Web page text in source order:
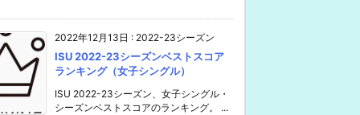
2022年12月13日 : 2022-23シーズン
ISU 2022-23シーズンベストスコア
ランキング（女子シングル）
ISU 2022-23シーズン、女子シングル・
シーズンベストスコアのランキング。 ...